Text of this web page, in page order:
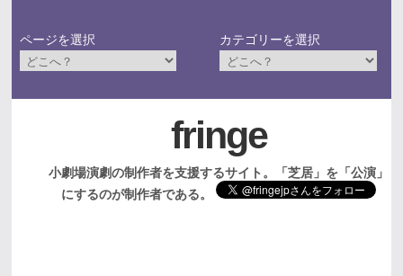
ページを選択 カテゴリーを選択
fringe
小劇場演劇の制作者を支援するサイト。「芝居」を「公演」
にするのが制作者である。